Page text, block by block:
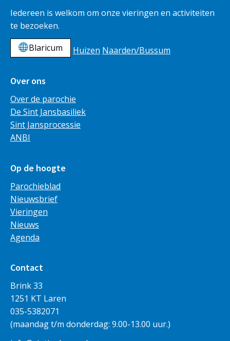
Iedereen is welkom om onze vieringen en activiteiten
te bezoeken.
Blaricum
Huizen Naarden/Bussum
Over ons
Over de parochie
De Sint Jansbasiliek
Sint Jansprocessie
ANBI
Op de hoogte
Parochieblad
Nieuwsbrief
Vieringen
Nieuws
Agenda
Contact
Brink 33
1251 KT Laren
035-5382071
(maandag t/m donderdag: 9.00-13.00 uur.)